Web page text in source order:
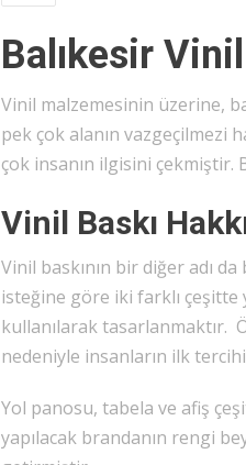
Balıkesir
Vinil malzemesinin üzerine,
pek çok alanın vazgeçilmezi
çok insanın ilgisini çekmiştir.
Vinil Baskı
Vinil baskının bir diğer adı
isteğine göre iki farklı çeşitte
kullanılarak tasarlanmaktır.
nedeniyle insanların ilk
Yol panosu, tabela ve afiş
yapılacak brandanın rengi